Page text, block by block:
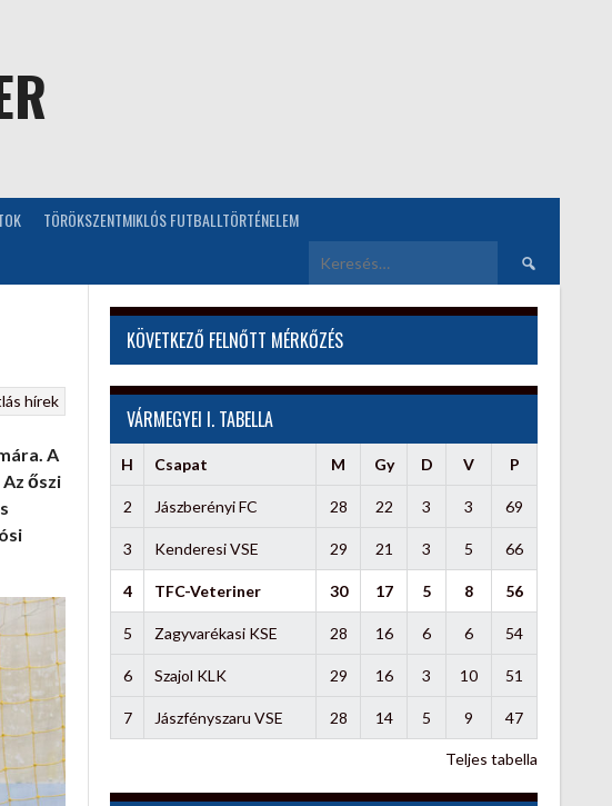
TÖRÖKSZENTMIKLÓS FUTBALLTÖRTÉNELEM
Keresés:
hírek
A
őszi
KÖVETKEZŐ FELNŐTT MÉRKŐZÉS
VÁRMEGYEI I. TABELLA
H Csapat M Gy D V P
2 Jászberényi FC 28 22 3 3 69
3 Kenderesi VSE 29 21 3 5 66
4 TFC-Veteriner 30 17 5 8 56
5 Zagyvarékasi KSE 28 16 6 6 54
6 Szajol KLK 29 16 3 10 51
7 Jászfényszaru VSE 28 14 5 9 47
Teljes tabella